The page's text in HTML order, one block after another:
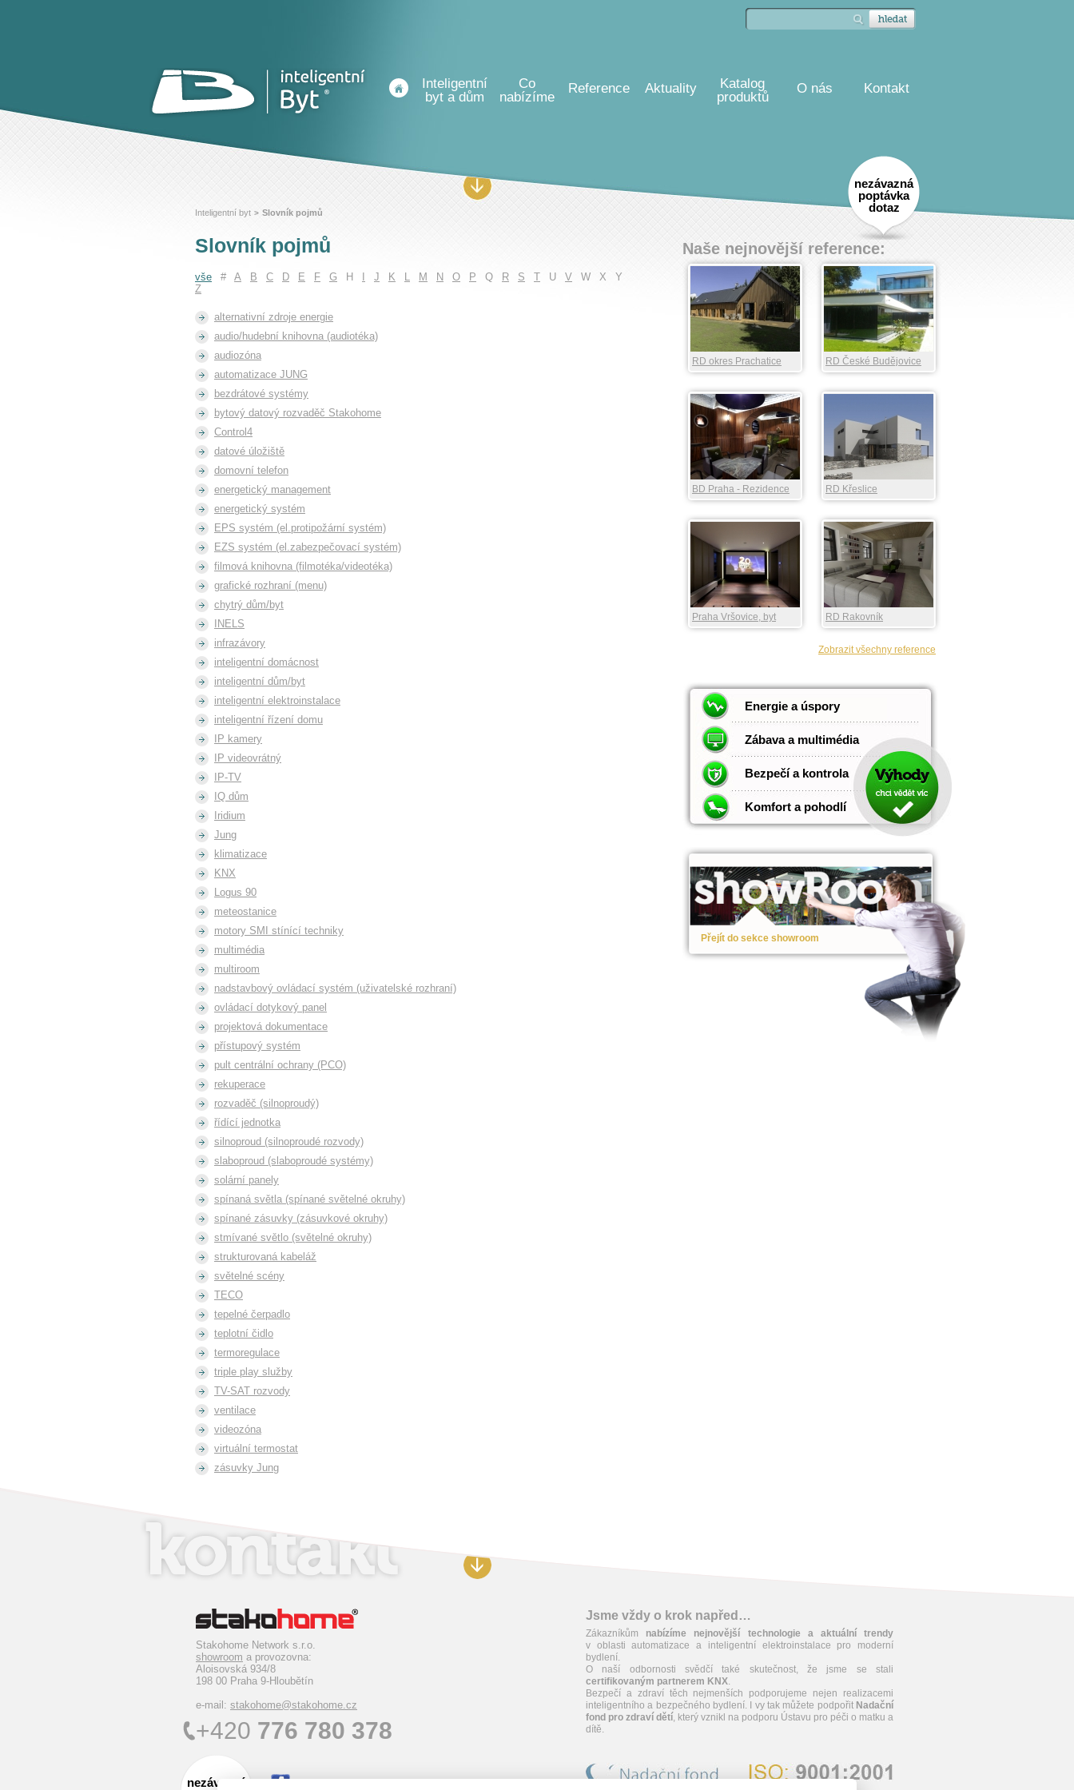
Inteligentní
byt a dům
Co
nabízíme
Reference Aktuality
Katalog
produktů
O nás Kontakt
Inteligentní byt > Slovník pojmů
Slovník pojmů
vše # A B C D E F G H J K L M N O P Q R S T U V W X
Y
Z
alternativní zdroje energie
audio/hudební knihovna (audiotéka)
audiozóna
automatizace JUNG
bezdrátové systémy
bytový datový rozvaděč Stakohome
Control4
datové úložiště
domovní telefon
energetický management
energetický systém
EPS systém (el.protipožární systém)
EZS systém (el.zabezpečovací systém)
filmová knihovna (filmotéka/videotéka)
grafické rozhraní (menu)
chytrý dům/byt
INELS
infrazávory
inteligentní domácnost
inteligentní dům/byt
inteligentní elektroinstalace
inteligentní řízení domu
IP kamery
IP videovrátný
IP-TV
IQ dům
Iridium
Jung
klimatizace
KNX
Logus 90
meteostanice
motory SMI stínící techniky
multimédia
multiroom
nadstavbový ovládací systém (uživatelské rozhraní)
ovládací dotykový panel
projektová dokumentace
přístupový systém
pult centrální ochrany (PCO)
rekuperace
rozvaděč (silnoproudý)
řídící jednotka
silnoproud (silnoproudé rozvody)
slaboproud (slaboproudé systémy)
solární panely
spínaná světla (spínané světelné okruhy)
spínané zásuvky (zásuvkové okruhy)
stmívané světlo (světelné okruhy)
strukturovaná kabeláž
světelné scény
TECO
tepelné čerpadlo
teplotní čidlo
termoregulace
triple play služby
TV-SAT rozvody
ventilace
videozóna
virtuální termostat
zásuvky Jung
nezávazná
poptávka
dotaz
Naše nejnovější reference:
RD okres Prachatice RD České Budějovice
BD Praha - Rezidence
Rivergate
RD Křeslice
Praha Vršovice, byt RD Rakovník
Zobrazit všechny reference
Energie a úspory
Zábava a multimédia
Bezpečí a kontrola
Komfort a pohodlí
Přejít do sekce showroom
Stakohome Network s.r.o.
showroom a provozovna:
Aloisovská 934/8
198 00 Praha 9-Hloubětín
e-mail: stakohome@stakohome.cz
+420 776 780 378
nezávazná
Jsme vždy o krok napřed…
Zákazníkům nabízíme nejnovější technologie a aktuální trendy
v oblasti automatizace a inteligentní elektroinstalace pro moderní
bydlení.
O naší odbornosti svědčí také skutečnost, že jsme se stali
certifikovaným partnerem KNX.
Bezpečí a zdraví těch nejmenších podporujeme nejen realizacemi
inteligentního a bezpečného bydlení. I vy tak můžete podpořit Nadační
fond pro zdraví dětí, který vznikl na podporu Ústavu pro péči o matku a
dítě.